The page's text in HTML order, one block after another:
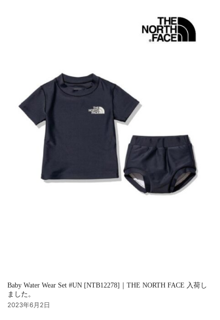
Baby Water Wear Set #UN [NTB12278]｜THE NORTH FACE 入荷し
ました。
2023年6月2日